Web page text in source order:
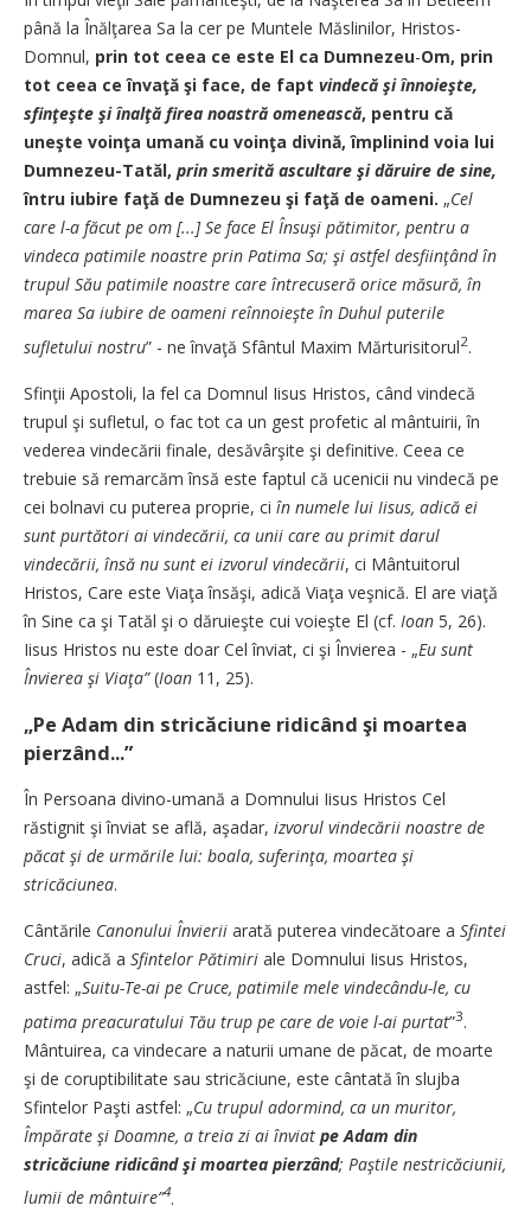
până la Înălţarea Sa la cer pe Muntele Măslinilor, Hristos-
Domnul, prin tot ceea ce este El ca Dumnezeu-Om, prin
tot ceea ce învaţă şi face, de fapt vindecă şi înnoieşte,
sfinţeşte şi înalţă firea noastră omenească, pentru că
uneşte voinţa umană cu voinţa divină, ­împlinind voia lui
Dumnezeu-Tatăl, prin smerită ascultare şi dăruire de sine,
întru iubire faţă de Dumnezeu şi faţă de oameni. „Cel
care l-a făcut pe om [...] Se face El Însuşi pătimitor, pentru a
vindeca patimile noastre prin Patima Sa; şi astfel desfiinţând în
trupul Său patimile noastre care întrecuseră orice măsură, în
marea Sa iubire de oameni reînnoieşte în Duhul puterile
sufletului nostru” - ne învaţă Sfântul Maxim Mărturisitorul2.
Sfinţii Apostoli, la fel ca Domnul Iisus Hristos, când vindecă
trupul şi sufletul, o fac tot ca un gest profetic al mântuirii, în
vederea vindecării finale, desăvârşite şi definitive. Ceea ce
trebuie să remarcăm însă este faptul că ucenicii nu vindecă pe
cei bolnavi cu puterea proprie, ci în numele lui Iisus, adică ei
sunt purtători ai vindecării, ca unii care au primit darul
vindecării, însă nu sunt ei izvorul vindecării, ci Mântuitorul
Hristos, Care este Viaţa însăşi, adică Viaţa veşnică. El are viaţă
în Sine ca şi Tatăl şi o dăruieşte cui voieşte El (cf. Ioan 5, 26).
Iisus Hristos nu este doar Cel înviat, ci şi Învierea - „Eu sunt
Învierea şi Viaţa”(Ioan 11, 25).
„Pe Adam din stricăciune ridicând şi moartea
pierzând...”
În Persoana divino-umană a Domnului Iisus Hristos Cel
răstignit şi înviat se află, aşadar, izvorul vindecării noastre de
păcat şi de urmările lui: boala, suferinţa, moartea şi
stricăciunea.
Cântările Canonului Învierii arată puterea vindecătoare a Sfintei
Cruci, adică a Sfintelor Pă­timiri ale Domnului Iisus Hristos,
astfel: „Suitu-Te-ai pe Cruce, patimile mele vindecându-le, cu
patima preacuratului Tău trup pe care de voie l-ai purtat”3.
Mântuirea, ca vindecare a naturii umane de păcat, de moarte
şi de coruptibilitate sau stricăciune, este cântată în slujba
Sfintelor Paşti astfel: „Cu trupul adormind, ca un muritor,
Împărate şi Doamne, a treia zi ai înviat pe Adam din
stricăciune ridicând şi moartea pierzând; Paştile nestricăciunii,
lumii de mântuire”4.